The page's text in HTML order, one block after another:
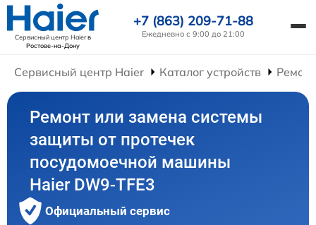
Сервисный центр Haierв
Ростове-на-Дону
+7 (863) 209-71-88
Ежедневно с 9:00 до 21:00
Сервисный центр Haier Каталог устройств
Ремонт или замена системы
защиты от протечек
посудомоечной машины
Haier DW9-TFE3
Официальный сервис